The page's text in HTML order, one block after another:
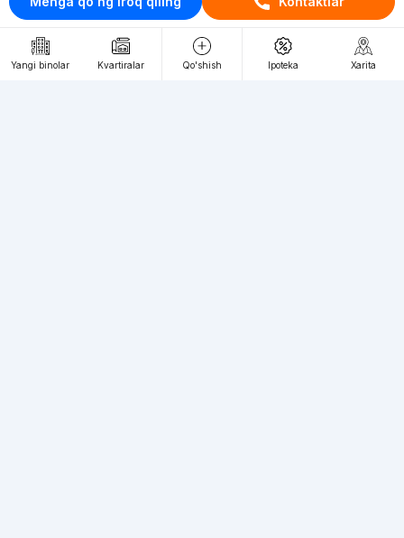
Yangi binolar Kvartiralar Qo'shish Ipoteka Xarita
loyiha haqida
Webnow © loyihasi
Foydalanish shartlari